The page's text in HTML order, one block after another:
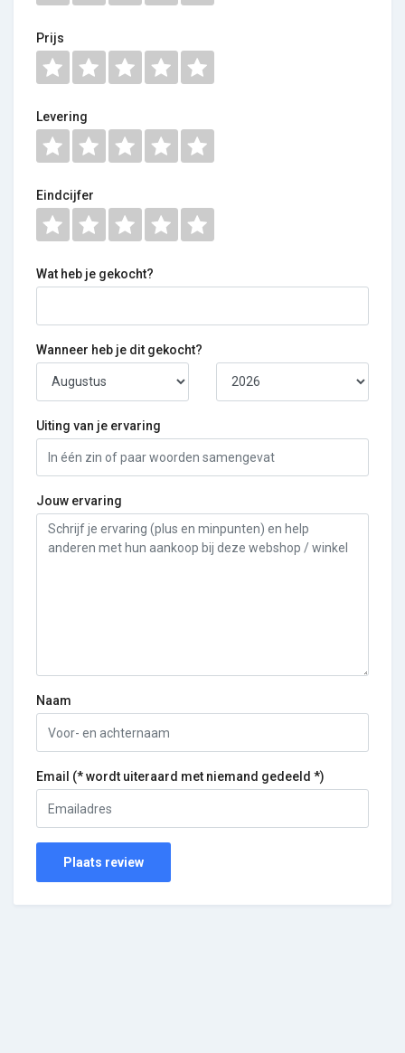
Prijs
Levering
Eindcijfer
Wat heb je gekocht?
Wanneer heb je dit gekocht?
Uiting van je ervaring
Jouw ervaring
Naam
Email (* wordt uiteraard met niemand gedeeld *)
Plaats review